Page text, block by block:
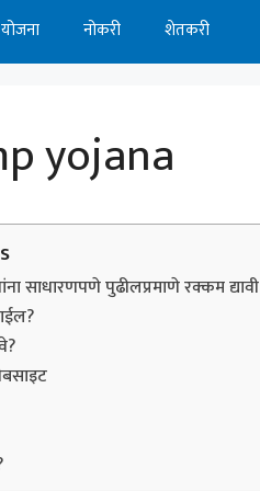
योजना नोकरी शेतकरी
yojana
साधारणपणे पुढीलप्रमाणे रक्कम